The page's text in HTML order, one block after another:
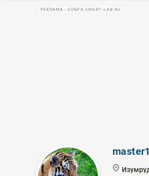
РЕКЛАМА • CONFA.SMART-LAB.RU
master1